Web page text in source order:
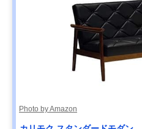
Amazonで見る
Amazonで見る
カリモク60 ロビ
ーチェア 3シータ
ー U36213
Photo by Amazon